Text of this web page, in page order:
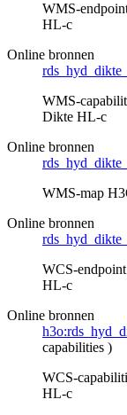
WMS-
HL-c
Online bronnen
WMS-
Dikte HL-c
Online bronnen
WMS-map
Online bronnen
WCS-
HL-c
Online bronnen
capabilities )
WCS-
HL-c